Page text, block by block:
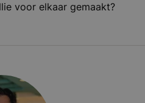
voor elkaar gemaakt?